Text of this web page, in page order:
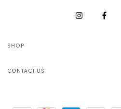
SHOP
CONTACT US